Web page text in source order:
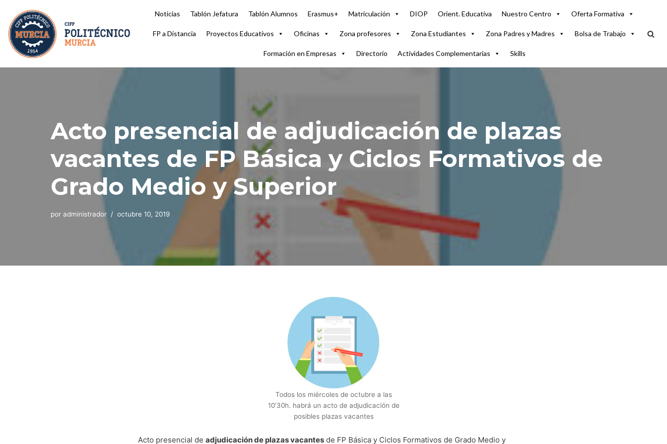
Saltar
al
contenido
Noticias Tablón Jefatura Tablón Alumnos Erasmus+ Matriculación DIOP Orient. Educativa Nuestro Centro Oferta Formativa
FP a Distancia Proyectos Educativos Oficinas Zona profesores Zona Estudiantes Zona Padres y Madres Bolsa de Trabajo
Formación en Empresas Directorio Actividades Complementarias Skills
Acto presencial de adjudicación de plazas
vacantes de FP Básica y Ciclos Formativos de
Grado Medio y Superior
por administrador octubre 10, 2019
Todos los miércoles de octubre a las
10’30h. habrá un acto de adjudicación de
posibles plazas vacantes
Acto presencial de adjudicación de plazas vacantesde FP Básica y Ciclos Formativos de Grado Medio y